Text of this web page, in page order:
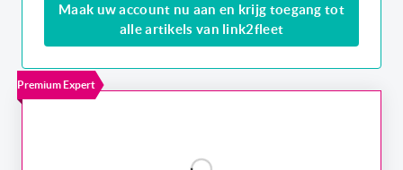
Maak uw account nu aan en krijg toegang tot
alle artikels van link2fleet
Premium Expert